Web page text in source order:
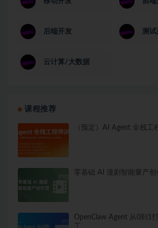
后端开发 测试
云计算/大数据
课程推荐
（预定）AI Agent 全栈工
零基础 AI 漫剧智能量产创
OpenClaw Agent 从0到1